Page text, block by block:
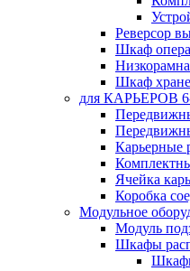
Реверсор
Шкаф
Шкаф
для КАРЬЕРОВ
Карьерные
Ячейка
Коробка
Модульное
Модуль
Шкафы